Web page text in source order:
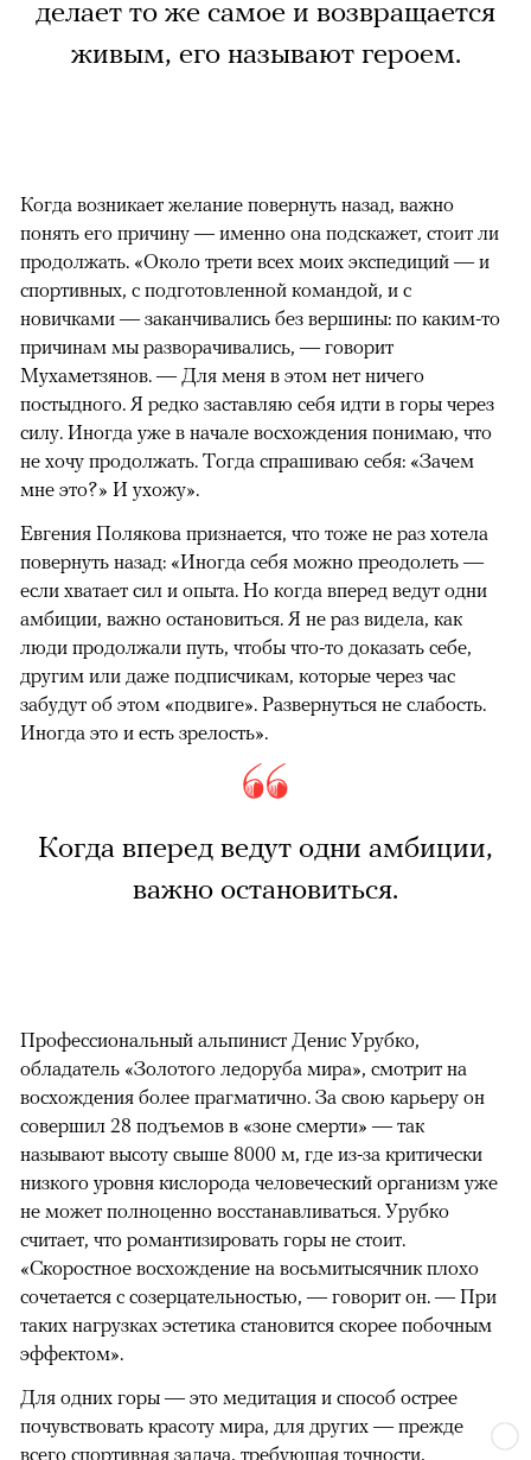
делает то же самое и возвращается
живым, его называют героем.
Когда возникает желание повернуть назад, важно
понять его причину — именно она подскажет, стоит ли
продолжать. «Около трети всех моих экспедиций — и
спортивных, с подготовленной командой, и с
новичками — заканчивались без вершины: по каким-то
причинам мы разворачивались, — говорит
Мухаметзянов. — Для меня в этом нет ничего
постыдного. Я редко заставляю себя идти в горы через
силу. Иногда уже в начале восхождения понимаю, что
не хочу продолжать. Тогда спрашиваю себя: «Зачем
мне это?» И ухожу».
Евгения Полякова признается, что тоже не раз хотела
повернуть назад: «Иногда себя можно преодолеть —
если хватает сил и опыта. Но когда вперед ведут одни
амбиции, важно остановиться. Я не раз видела, как
люди продолжали путь, чтобы что-то доказать себе,
другим или даже подписчикам, которые через час
забудут об этом «подвиге». Развернуться не слабость.
Иногда это и есть зрелость».
Когда вперед ведут одни амбиции,
важно остановиться.
Профессиональный альпинист Денис Урубко,
обладатель «Золотого ледоруба мира», смотрит на
восхождения более прагматично. За свою карьеру он
совершил 28 подъемов в «зоне смерти» — так
называют высоту свыше 8000 м, где из-за критически
низкого уровня кислорода человеческий организм уже
не может полноценно восстанавливаться. Урубко
считает, что романтизировать горы не стоит.
«Скоростное восхождение на восьмитысячник плохо
сочетается с созерцательностью, — говорит он. — При
таких нагрузках эстетика становится скорее побочным
эффектом».
Для одних горы — это медитация и способ острее
почувствовать красоту мира, для других — прежде
всего спортивная задача, требующая точности,